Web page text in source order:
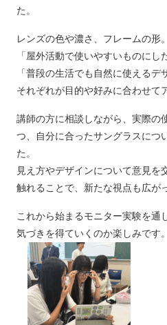
た。
レンズの色や濃さ、フレームの形。
「屋外活動で使いやすいものにし
「普段の生活でも自然に使えるデ
それぞれが目的や好みに合わせて
講師の方に相談しながら、実際の
つ、自分に合ったサングラスにつ
た。
見え方やデザインについて意見を
触れることで、新たな視点も広が
これから始まるモニター実験を通
気づきを得ていくのか楽しみです。